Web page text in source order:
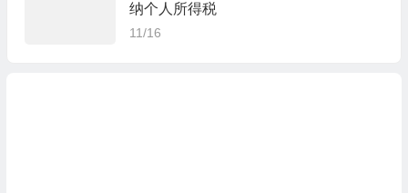
纳个人所得税
11/16